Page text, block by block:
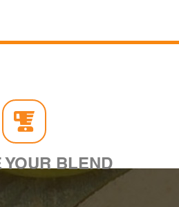
YOUR BLEND